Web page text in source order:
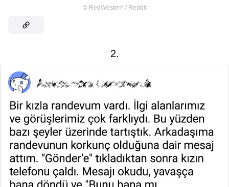
© RedWestern / Reddit
2.